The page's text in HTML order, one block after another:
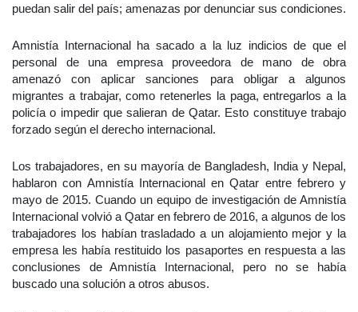
puedan salir del país; amenazas por denunciar sus condiciones.
Amnistía Internacional ha sacado a la luz indicios de que el
personal de una empresa proveedora de mano de obra
amenazó con aplicar sanciones para obligar a algunos
migrantes a trabajar, como retenerles la paga, entregarlos a la
policía o impedir que salieran de Qatar. Esto constituye trabajo
forzado según el derecho internacional.
Los trabajadores, en su mayoría de Bangladesh, India y Nepal,
hablaron con Amnistía Internacional en Qatar entre febrero y
mayo de 2015. Cuando un equipo de investigación de Amnistía
Internacional volvió a Qatar en febrero de 2016, a algunos de los
trabajadores los habían trasladado a un alojamiento mejor y la
empresa les había restituido los pasaportes en respuesta a las
conclusiones de Amnistía Internacional, pero no se había
buscado una solución a otros abusos.